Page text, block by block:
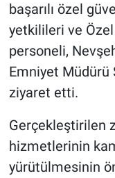
başarılı özel
yetkilileri ve
personeli,
Emniyet Müdürü
ziyaret etti.
Gerçekleştirilen
hizmetlerinin
yürütülmesinin
Aksaray
Kırşehir
Yerel
Genel
Asayiş